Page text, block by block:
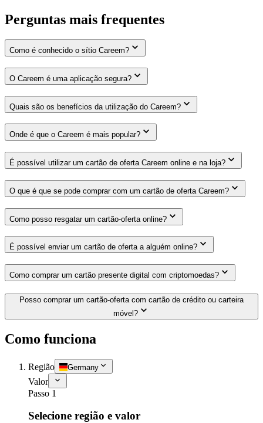
Perguntas mais frequentes
Como é conhecido o sítio Careem?
O Careem é uma aplicação segura?
Quais são os benefícios da utilização do Careem?
Onde é que o Careem é mais popular?
É possível utilizar um cartão de oferta Careem online e na loja?
O que é que se pode comprar com um cartão de oferta Careem?
Como posso resgatar um cartão-oferta online?
É possível enviar um cartão de oferta a alguém online?
Como comprar um cartão presente digital com criptomoedas?
Posso comprar um cartão-oferta com cartão de crédito ou carteira
móvel?
Como funciona
Região Germany
Valor
Passo 1
Selecione região e valor